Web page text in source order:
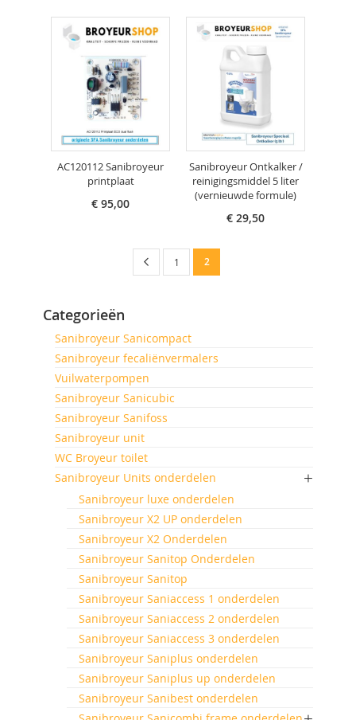
AC120112 Sanibroyeur
printplaat
€ 95,00
Sanibroyeur Ontkalker /
reinigingsmiddel 5 liter
(vernieuwde formule)
€ 29,50
Pagina
Pagina
VorigePagina
1
U
2
Categorieën
Sanibroyeur Sanicompact
Sanibroyeur fecaliënvermalers
Vuilwaterpompen
Sanibroyeur Sanicubic
Sanibroyeur Sanifoss
Sanibroyeur unit
WC Broyeur toilet
Sanibroyeur Units onderdelen
Sanibroyeur luxe onderdelen
Sanibroyeur X2 UP onderdelen
Sanibroyeur X2 Onderdelen
Sanibroyeur Sanitop Onderdelen
Sanibroyeur Sanitop
Sanibroyeur Saniaccess 1 onderdelen
Sanibroyeur Saniaccess 2 onderdelen
Sanibroyeur Saniaccess 3 onderdelen
Sanibroyeur Saniplus onderdelen
Sanibroyeur Saniplus up onderdelen
Sanibroyeur Sanibest onderdelen